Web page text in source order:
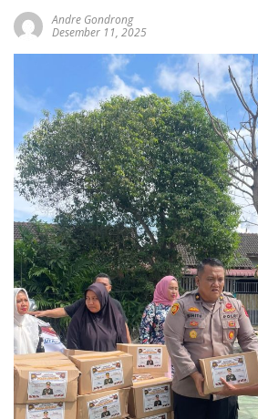
Andre Gondrong
Desember 11, 2025